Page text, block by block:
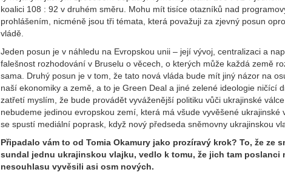
koalici 108 : 92 v druhém směru. Mohu mít tisíce otazníků nad
prohlášením, nicméně jsou tři témata, která považuji za zjevný posun
vládě.
Jeden posun je v náhledu na Evropskou unii – její vývoj, centralizaci a
falešnost rozhodování v Bruselu o věcech, o kterých může každá země
sama. Druhý posun je v tom, že tato nová vláda bude mít jiný názor na
naší ekonomiky a země, a to je Green Deal a jiné zelené ideologie ničící
zatřetí myslím, že bude provádět vyváženější politiku vůči ukrajinské
nebudeme jedinou evropskou zemí, která má všude vyvěšené ukrajinské
se spustí mediální poprask, když nový předseda sněmovny ukrajinskou
Připadalo vám to od Tomia Okamury jako prozíravý krok? To, že ze
sundal jednu ukrajinskou vlajku, vedlo k tomu, že jich tam poslanci
nesouhlasu vyvěsili asi osm nových.